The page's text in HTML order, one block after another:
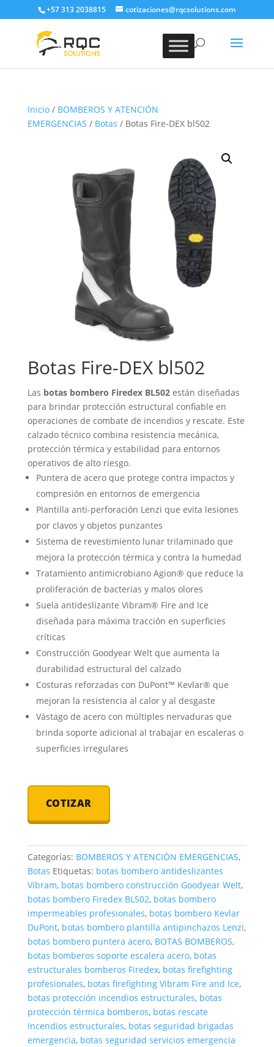
+57 313 2038815 cotizaciones@rqcsolutions.com
Inicio/ BOMBEROS Y ATENCIÓN
EMERGENCIAS / Botas / Botas Fire-DEX bl502
Botas Fire-DEX bl502
Las botas bombero Firedex BL502están diseñadas
para brindar protección estructural confiable en
operaciones de combate de incendios y rescate. Este
calzado técnico combina resistencia mecánica,
protección térmica y estabilidad para entornos
operativos de alto riesgo.
Puntera de acero que protege contra impactos y
compresión en entornos de emergencia
Plantilla anti-perforación Lenzi que evita lesiones
por clavos y objetos punzantes
Sistema de revestimiento lunar trilaminado que
mejora la protección térmica y contra la humedad
Tratamiento antimicrobiano Agion® que reduce la
proliferación de bacterias y malos olores
Suela antideslizante Vibram® Fire and Ice
diseñada para máxima tracción en superficies
críticas
Construcción Goodyear Welt que aumenta la
durabilidad estructural del calzado
Costuras reforzadas con DuPont™ Kevlar® que
mejoran la resistencia al calor y al desgaste
Vástago de acero con múltiples nervaduras que
brinda soporte adicional al trabajar en escaleras o
superficies irregulares
COTIZAR
Categorías: BOMBEROS Y ATENCIÓN EMERGENCIAS,
Botas Etiquetas: botas bombero antideslizantes
Vibram, botas bombero construcción Goodyear Welt,
botas bombero Firedex BL502, botas bombero
impermeables profesionales, botas bombero Kevlar
DuPont, botas bombero plantilla antipinchazos Lenzi,
botas bombero puntera acero, BOTAS BOMBEROS,
botas bomberos soporte escalera acero, botas
estructurales bomberos Firedex, botas firefighting
profesionales, botas firefighting Vibram Fire and Ice,
botas protección incendios estructurales, botas
protección térmica bomberos, botas rescate
incendios estructurales, botas seguridad brigadas
emergencia, botas seguridad servicios emergencia